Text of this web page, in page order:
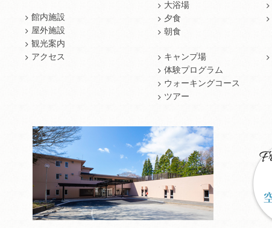
館内施設
屋外施設
観光案内
アクセス
大浴場
夕食
朝食
キャンプ場
体験プログラム
ウォーキングコース
ツアー